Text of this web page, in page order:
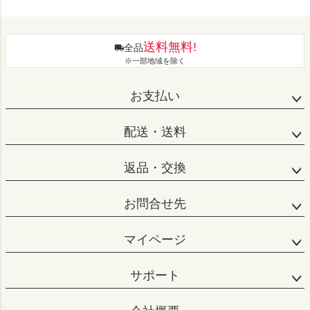
全品送料無料!
※一部地域を除く
お支払い
配送・送料
返品・交換
お問合せ先
マイページ
サポート